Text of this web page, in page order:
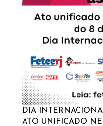
DIA
ATO UNIFICADO